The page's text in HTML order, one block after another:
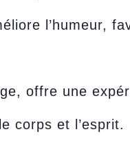
l’humeur,
offre une
corps et l’esprit.